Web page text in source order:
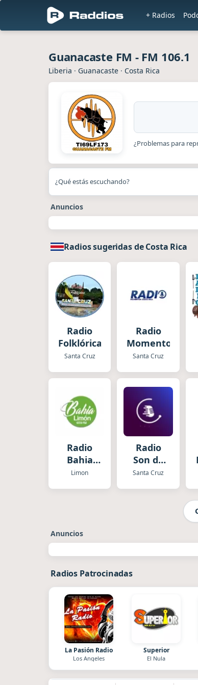
+ Radios
Guanacaste FM - FM 106.1
Liberia · Guanacaste · Costa Rica
¿Problemas para
¿Qué estás escuchando?
Anuncios
Radios sugeridas de Costa Rica
Radio
Folklórica
Santa Cruz
Radio
Momentos
Santa Cruz
Radio
Bahia
Limon
Limon
Radio
Son de
Costa
Santa Cruz
Anuncios
Radios Patrocinadas
La Pasión Radio
Los Angeles
Superior
El Nula